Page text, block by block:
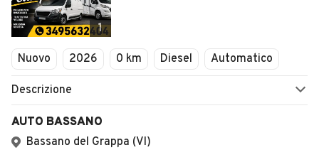
Veicoli Commerciali
Concessionari
1
Nuovo 2026 0 km Diesel Automatico
Descrizione
AUTO BASSANO
Bassano del Grappa (VI)